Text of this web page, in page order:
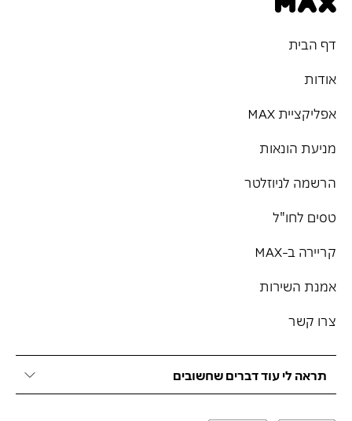
דף הבית
אודות
אפליקציית MAX
מניעת הונאות
הרשמה לניוזלטר
טסים לחו"ל
קריירה ב-MAX
אמנת השירות
צרו קשר
תראה לי עוד דברים שחשובים